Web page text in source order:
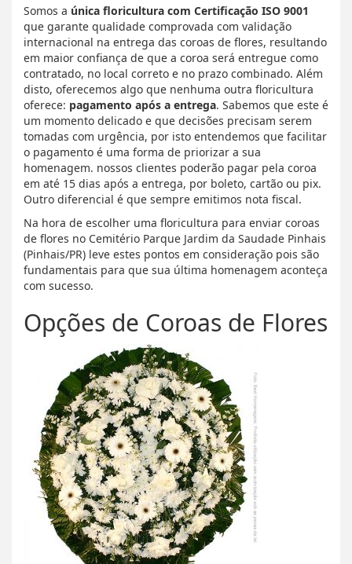
Somos a única floricultura com Certificação ISO 9001
que garante qualidade comprovada com validação
internacional na entrega das coroas de flores, resultando
em maior confiança de que a coroa será entregue como
contratado, no local correto e no prazo combinado. Além
disto, oferecemos algo que nenhuma outra floricultura
oferece: pagamento após a entrega. Sabemos que este é
um momento delicado e que decisões precisam serem
tomadas com urgência, por isto entendemos que facilitar
o pagamento é uma forma de priorizar a sua
homenagem. nossos clientes poderão pagar pela coroa
em até 15 dias após a entrega, por boleto, cartão ou pix.
Outro diferencial é que sempre emitimos nota fiscal.
Na hora de escolher uma floricultura para enviar coroas
de flores no Cemitério Parque Jardim da Saudade Pinhais
(Pinhais/PR) leve estes pontos em consideração pois são
fundamentais para que sua última homenagem aconteça
com sucesso.
Opções de Coroas de Flores